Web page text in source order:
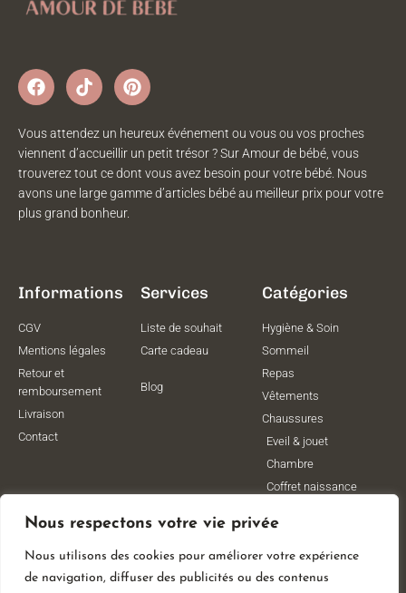
Nous respectons votre vie privée
Nous utilisons des cookies pour améliorer votre expérience
de navigation, diffuser des publicités ou des contenus
Vous attendez un heureux événement ou vous ou vos proches
viennent d’accueillir un petit trésor ? Sur Amour de bébé, vous
trouverez tout ce dont vous avez besoin pour votre bébé. Nous
avons une large gamme d’articles bébé au meilleur prix pour votre
plus grand bonheur.
Informations
CGV
Mentions légales
Retour et
remboursement
Livraison
Contact
Services
Liste de souhait
Carte cadeau
Blog
Catégories
Hygiène & Soin
Sommeil
Repas
Vêtements
Chaussures
Eveil & jouet
Chambre
Coffret naissance
Vêtements de
grossesse
Lithothérapie